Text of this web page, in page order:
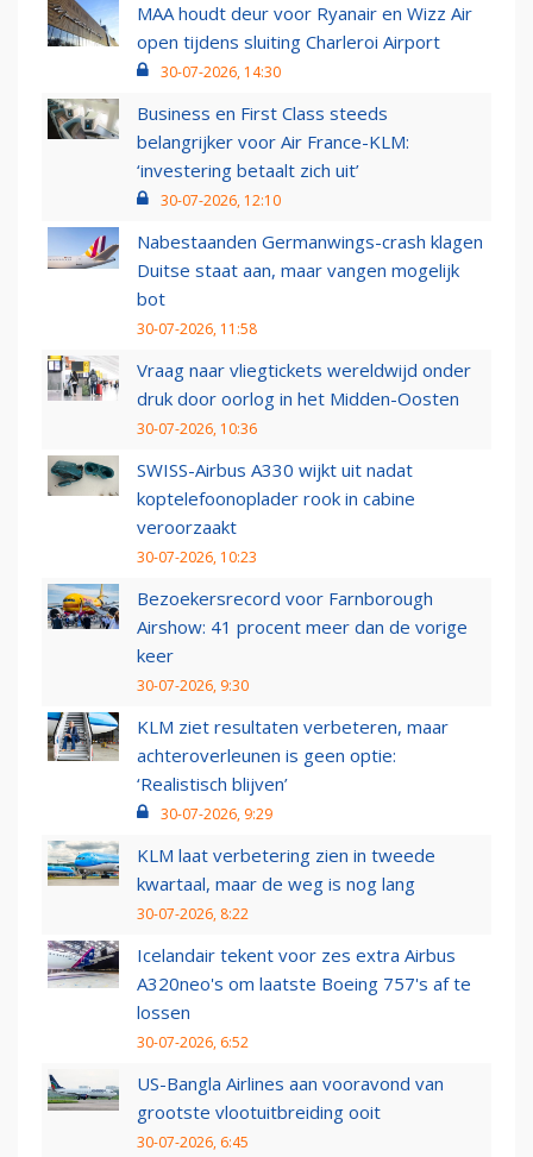
MAA houdt deur voor Ryanair en Wizz Air
open tijdens sluiting Charleroi Airport
30-07-2026, 14:30
Business en First Class steeds
belangrijker voor Air France-KLM:
‘investering betaalt zich uit’
30-07-2026, 12:10
Nabestaanden Germanwings-crash klagen
Duitse staat aan, maar vangen mogelijk
bot
30-07-2026, 11:58
Vraag naar vliegtickets wereldwijd onder
druk door oorlog in het Midden-Oosten
30-07-2026, 10:36
SWISS-Airbus A330 wijkt uit nadat
koptelefoonoplader rook in cabine
veroorzaakt
30-07-2026, 10:23
Bezoekersrecord voor Farnborough
Airshow: 41 procent meer dan de vorige
keer
30-07-2026, 9:30
KLM ziet resultaten verbeteren, maar
achteroverleunen is geen optie:
‘Realistisch blijven’
30-07-2026, 9:29
KLM laat verbetering zien in tweede
kwartaal, maar de weg is nog lang
30-07-2026, 8:22
Icelandair tekent voor zes extra Airbus
A320neo's om laatste Boeing 757's af te
lossen
30-07-2026, 6:52
US-Bangla Airlines aan vooravond van
grootste vlootuitbreiding ooit
30-07-2026, 6:45